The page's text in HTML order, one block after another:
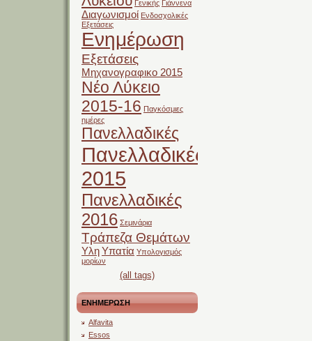
Γενικής Γιάννενα
Διαγωνισμοί Ενδοσχολικές
Εξετάσεις
Ενημέρωση
Εξετάσεις
Μηχανογραφικο 2015
Νέο Λύκειο
2015-16 Παγκόσμιες
ημέρες
Πανελλαδικές
Πανελλαδικές
2015
Πανελλαδικές
2016 Σεμινάρια
Τράπεζα Θεμάτων
ΥληΥπατία Υπολογισμός
μορίων
(all tags)
ΕΝΗΜΕΡΩΣΗ
Alfavita
Essos